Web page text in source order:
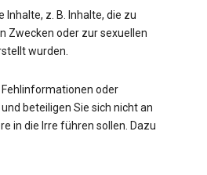
Inhalte, z. B. Inhalte, die zu
Zwecken oder zur sexuellen
wurden.
oder
beteiligen Sie sich nicht an
in die Irre führen sollen. Dazu